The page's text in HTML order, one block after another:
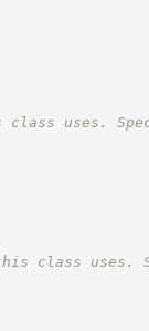
uses.
class uses.